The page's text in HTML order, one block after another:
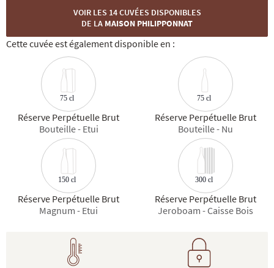
VOIR LES 14 CUVÉES DISPONIBLES
DE LA MAISON PHILIPPONNAT
Cette cuvée est également disponible en :
75 cl
Réserve Perpétuelle Brut
Bouteille - Etui
75 cl
Réserve Perpétuelle Brut
Bouteille - Nu
150 cl
Réserve Perpétuelle Brut
Magnum - Etui
300 cl
Réserve Perpétuelle Brut
Jeroboam - Caisse Bois